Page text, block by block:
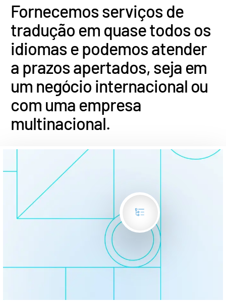
Private Equity
Venture Capital
Real Estate Fund Managers
Recursos
Sobre
Empresa
Português
SOLICITE UMA DEMONSTRAÇÃO
OBTER UM ORÇAMENTO
Fornecemos serviços de
tradução em quase todos os
idiomas e podemos atender
a prazos apertados, seja em
um negócio internacional ou
com uma empresa
multinacional.